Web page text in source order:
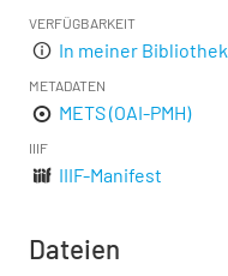
VERFÜGBARKEIT
In meiner Bibliothek
METADATEN
METS (OAI-PMH)
IIIF
IIIF-Manifest
Dateien